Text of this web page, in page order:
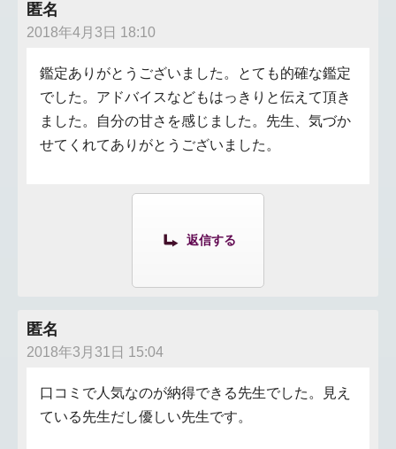
匿名
2018年4月3日 18:10
鑑定ありがとうございました。とても的確な鑑定
でした。アドバイスなどもはっきりと伝えて頂き
ました。自分の甘さを感じました。先生、気づか
せてくれてありがとうございました。
返信する
匿名
2018年3月31日 15:04
口コミで人気なのが納得できる先生でした。見え
ている先生だし優しい先生です。